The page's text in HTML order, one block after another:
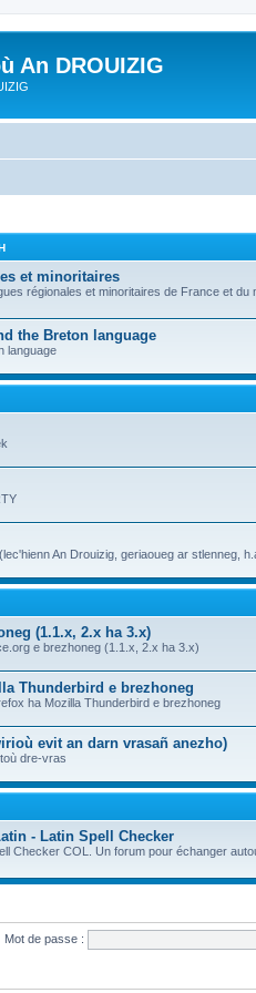
An DROUIZIG
et minoritaires
régionales et minoritaires de France et
the Breton language
language
An Drouizig, geriaoueg ar stlenneg,
(1.1.x, 2.x ha 3.x)
e brezhoneg (1.1.x, 2.x ha 3.x)
Thunderbird e brezhoneg
ha Mozilla Thunderbird e brezhoneg
evit an darn vrasañ anezho)
dre-vras
- Latin Spell Checker
Checker COL. Un forum pour échanger
Mot de passe :